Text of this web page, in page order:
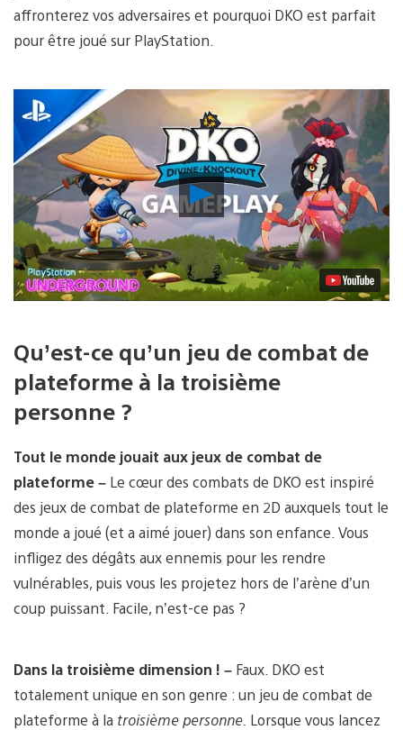
affronterez vos adversaires et pourquoi DKO est parfait
pour être joué sur PlayStation.
Lancer
la
vidéo
Qu’est-ce qu’un jeu de combat de
plateforme à la troisième
personne ?
Tout le monde jouait aux jeux de combat de
plateforme – Le cœur des combats de DKO est inspiré
des jeux de combat de plateforme en 2D auxquels tout le
monde a joué (et a aimé jouer) dans son enfance. Vous
infligez des dégâts aux ennemis pour les rendre
vulnérables, puis vous les projetez hors de l’arène d’un
coup puissant. Facile, n’est-ce pas ?
Dans la troisième dimension ! – Faux. DKO est
totalement unique en son genre : un jeu de combat de
plateforme à la troisième personne. Lorsque vous lancez